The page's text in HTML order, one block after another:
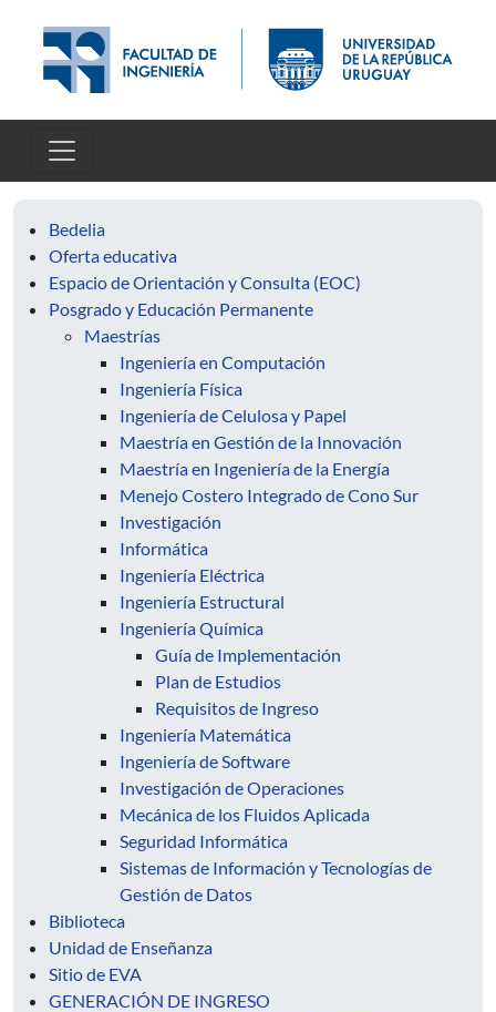
Bedelia
Oferta educativa
Espacio de Orientación y Consulta (EOC)
Posgrado y Educación Permanente
Maestrías
Ingeniería en Computación
Ingeniería Física
Ingeniería de Celulosa y Papel
Maestría en Gestión de la Innovación
Maestría en Ingeniería de la Energía
Menejo Costero Integrado de Cono Sur
Investigación
Informática
Ingeniería Eléctrica
Ingeniería Estructural
Ingeniería Química
Guía de Implementación
Plan de Estudios
Requisitos de Ingreso
Ingeniería Matemática
Ingeniería de Software
Investigación de Operaciones
Mecánica de los Fluidos Aplicada
Seguridad Informática
Sistemas de Información y Tecnologías de
Gestión de Datos
Biblioteca
Unidad de Enseñanza
Sitio de EVA
GENERACIÓN DE INGRESO